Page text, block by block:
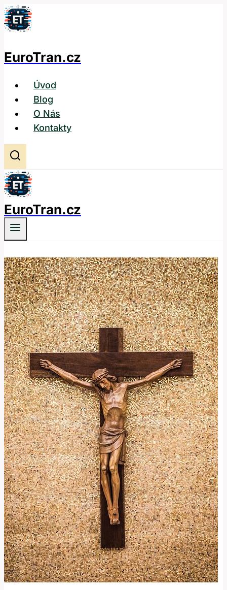
Přeskočit
na
EuroTran.cz
Úvod
Blog
O Nás
Kontakty
EuroTran.cz